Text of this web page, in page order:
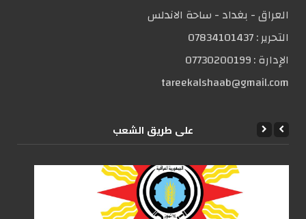
العراق - بغداد - ساحة الاندلس
التحریر :07834101437
الإدارة :07730200199
tareekalshaab@gmail.com
علی طریق الشعب